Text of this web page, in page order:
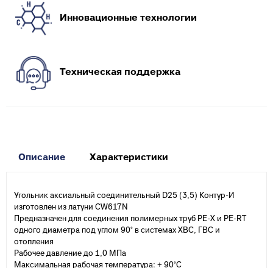
Инновационные технологии
Техническая поддержка
Описание Характеристики
Угольник аксиальный соединительный D25 (3,5) Контур-И
изготовлен из латуни CW617N
Предназначен для соединения полимерных труб PE-X и PE-RT
одного диаметра под углом 90° в системах ХВС, ГВС и
отопления
Рабочее давление до 1,0 МПа
Максимальная рабочая температура: + 90°С